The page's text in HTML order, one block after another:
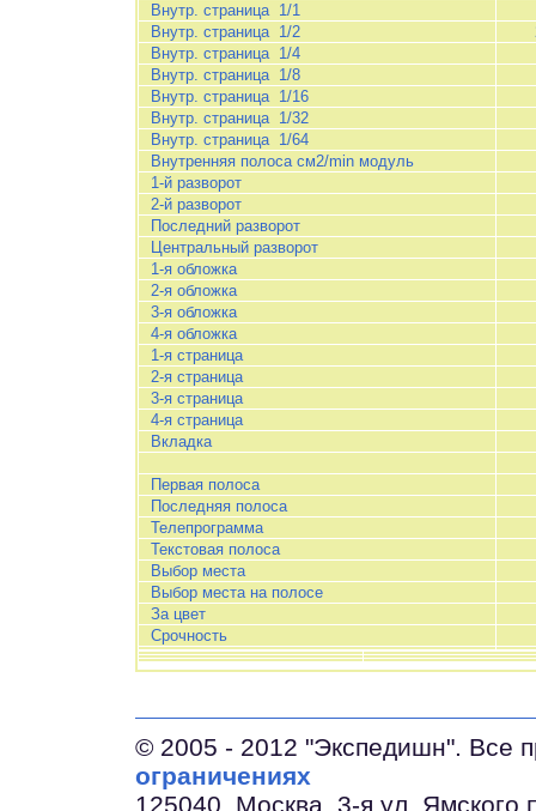
Внутр. страница 1/1
Внутр. страница 1/2
Внутр. страница 1/4
Внутр. страница 1/8
Внутр. страница 1/16
Внутр. страница 1/32
Внутр. страница 1/64
Внутренняя полоса см2/min модуль
1-й разворот
2-й разворот
Последний разворот
Центральный разворот
1-я обложка
2-я обложка
3-я обложка
4-я обложка
1-я страница
2-я страница
3-я страница
4-я страница
Вкладка
Первая полоса
Последняя полоса
Телепрограмма
Текстовая полоса
Выбор места
Выбор места на полосе
За цвет
Срочность
© 2005 - 2012 "Экспедишн". Все
ограничениях
125040, Москва, 3-я ул. Ямского